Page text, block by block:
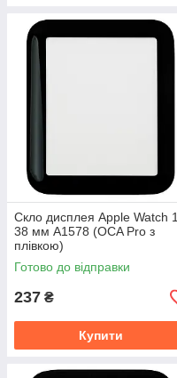
Скло дисплея Apple Watch 1
38 мм A1578 (OCA Pro з
плівкою)
Готово до відправки
237 ₴
Купити